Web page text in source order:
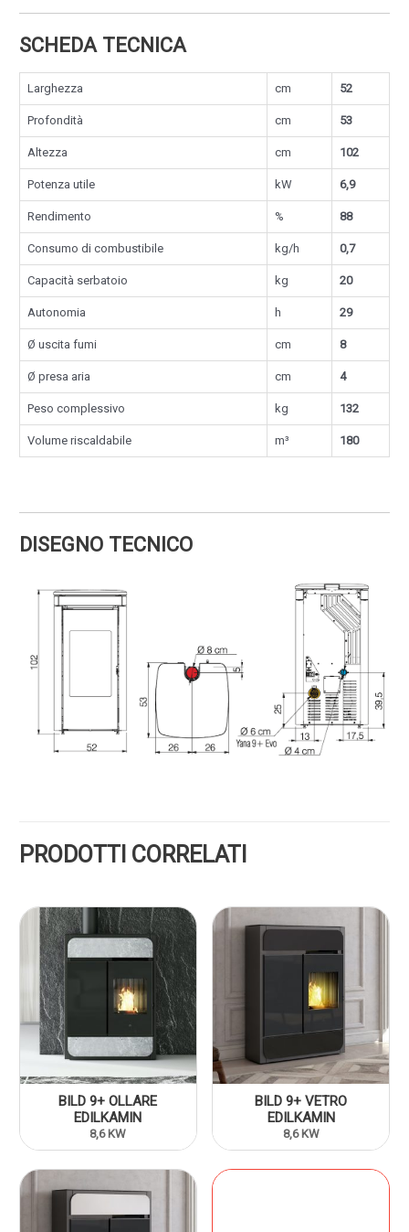
SCHEDA TECNICA
Larghezza cm 52
Profondità cm 53
Altezza cm 102
Potenza utile kW 6,9
Rendimento % 88
Consumo di combustibile kg/h 0,7
Capacità serbatoio kg 20
Autonomia h 29
Ø uscita fumi cm 8
Ø presa aria cm 4
Peso complessivo kg 132
Volume riscaldabile m³ 180
DISEGNO TECNICO
PRODOTTI CORRELATI
BILD 9+ OLLARE
EDILKAMIN
8,6 KW
BILD 9+ VETRO
EDILKAMIN
8,6 KW